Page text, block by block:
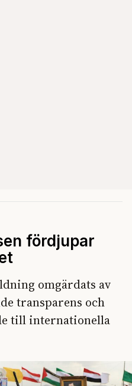
fördjupar
omgärdats av
transparens och
till internationella